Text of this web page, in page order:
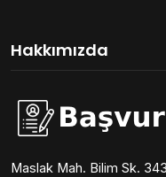
Hakkımızda
Maslak Mah. Bilim Sk.